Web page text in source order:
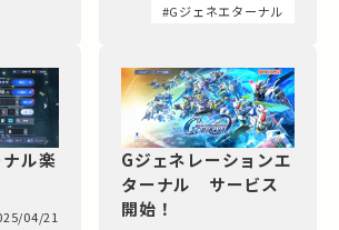
#Gジェネエターナル
ル楽
04/21
Gジェネレーションエ
ターナル サービス
開始！